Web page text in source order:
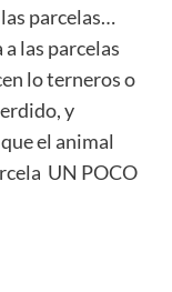
parcelas…
las parcelas
lo terneros o
y
el animal
UN POCO